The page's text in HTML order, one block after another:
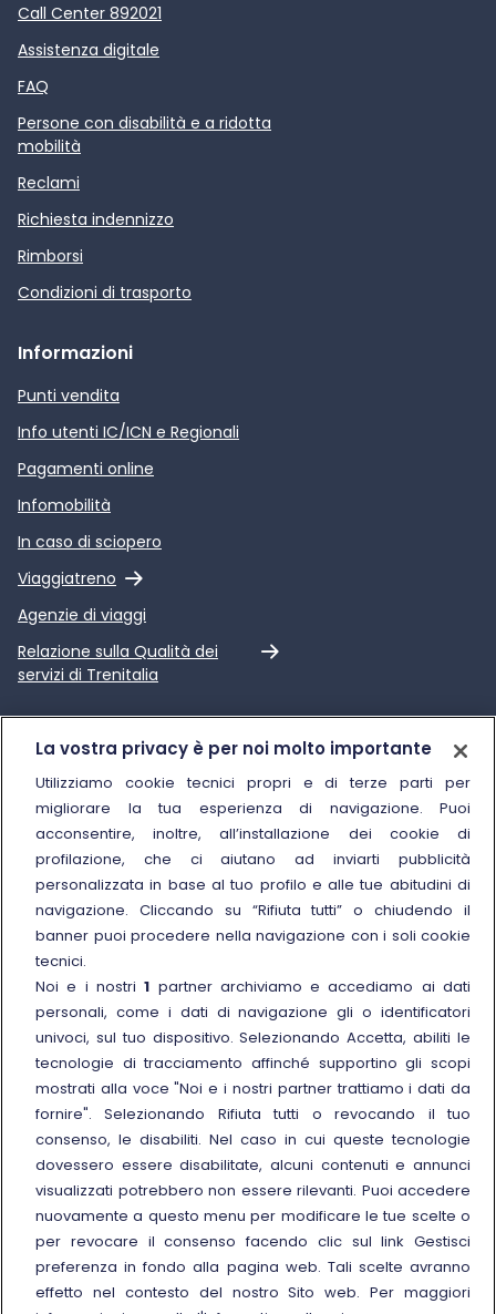
Call Center 892021
Assistenza digitale
FAQ
Persone con disabilità e a ridotta
mobilità
Reclami
Richiesta indennizzo
Rimborsi
Condizioni di trasporto
Informazioni
Punti vendita
Info utenti IC/ICN e Regionali
Pagamenti online
Infomobilità
In caso di sciopero
Viaggiatreno
Link esterno
Agenzie di viaggi
Relazione sulla Qualità dei
servizi di Trenitalia
Link esterno
Chi siamo
Sostenibilità
Trenitalia for Business
Manuale di Conservazione
Link esterno
Carriere
Link esterno
La Freccia Mag
Link esterno
Noleggia un treno charter
Viaggi di gruppo
Seguici sui social
© Gruppo FS Italiane 2025
Note legali
Protezione dati personali
Accessibilità
La vostra privacy è per noi molto importante
Utilizziamo cookie tecnici propri e di terze parti per
migliorare la tua esperienza di navigazione. Puoi
acconsentire, inoltre, all’installazione dei cookie di
profilazione, che ci aiutano ad inviarti pubblicità
personalizzata in base al tuo profilo e alle tue abitudini di
navigazione. Cliccando su “Rifiuta tutti” o chiudendo il
banner puoi procedere nella navigazione con i soli cookie
tecnici.
Noi e i nostri1 partner archiviamo e accediamo ai dati
personali, come i dati di navigazione gli o identificatori
univoci, sul tuo dispositivo. Selezionando Accetta, abiliti le
tecnologie di tracciamento affinché supportino gli scopi
mostrati alla voce "Noi e i nostri partner trattiamo i dati da
fornire". Selezionando Rifiuta tutti o revocando il tuo
consenso, le disabiliti. Nel caso in cui queste tecnologie
dovessero essere disabilitate, alcuni contenuti e annunci
visualizzati potrebbero non essere rilevanti. Puoi accedere
nuovamente a questo menu per modificare le tue scelte o
per revocare il consenso facendo clic sul link Gestisci
preferenza in fondo alla pagina web. Tali scelte avranno
effetto nel contesto del nostro Sito web. Per maggiori